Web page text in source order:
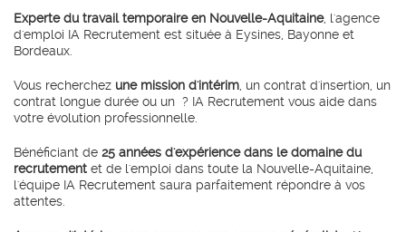
Experte du travail temporaire en Nouvelle-Aquitaine, l'agence
d'emploi IA Recrutement est située à Eysines, Bayonne et
Bordeaux.
Vous recherchez une mission d'intérim, un contrat d'insertion, un
contrat longue durée ou un ? IA Recrutement vous aide dans
votre évolution professionnelle.
Bénéficiant de 25 années d'expérience dans le domaine du
recrutement et de l'emploi dans toute la Nouvelle-Aquitaine,
l'équipe IA Recrutement saura parfaitement répondre à vos
attentes.